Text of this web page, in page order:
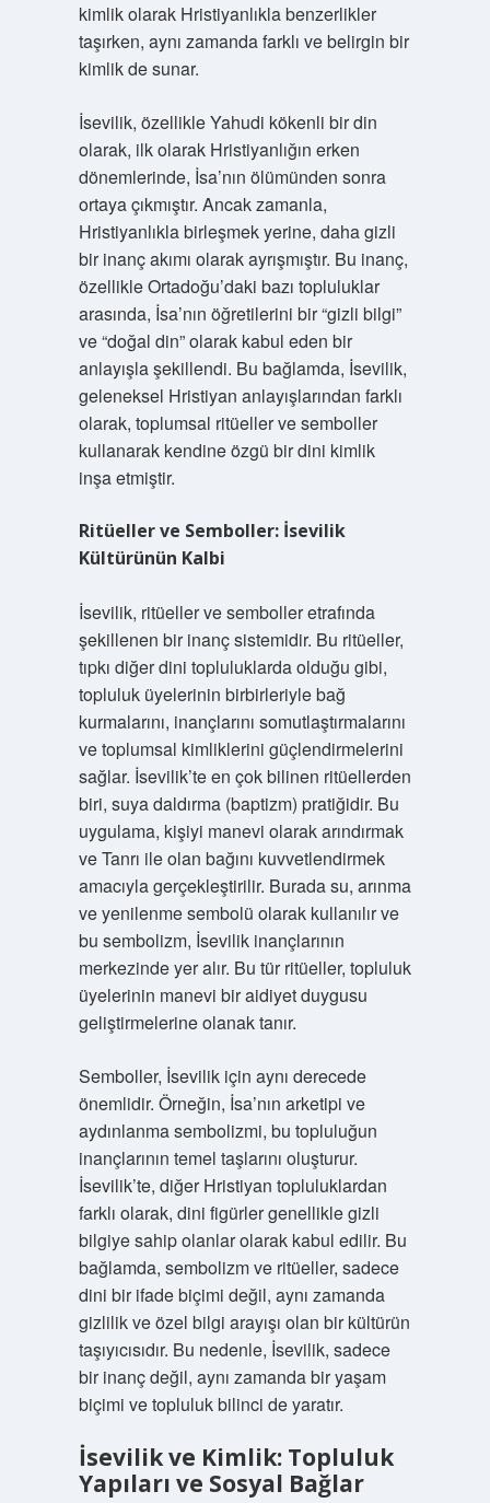
kimlik olarak Hristiyanlıkla benzerlikler
taşırken, aynı zamanda farklı ve belirgin bir
kimlik de sunar.
İsevilik, özellikle Yahudi kökenli bir din
olarak, ilk olarak Hristiyanlığın erken
dönemlerinde, İsa’nın ölümünden sonra
ortaya çıkmıştır. Ancak zamanla,
Hristiyanlıkla birleşmek yerine, daha gizli
bir inanç akımı olarak ayrışmıştır. Bu inanç,
özellikle Ortadoğu’daki bazı topluluklar
arasında, İsa’nın öğretilerini bir “gizli bilgi”
ve “doğal din” olarak kabul eden bir
anlayışla şekillendi. Bu bağlamda, İsevilik,
geleneksel Hristiyan anlayışlarından farklı
olarak, toplumsal ritüeller ve semboller
kullanarak kendine özgü bir dini kimlik
inşa etmiştir.
Ritüeller ve Semboller: İsevilik
Kültürünün Kalbi
İsevilik, ritüeller ve semboller etrafında
şekillenen bir inanç sistemidir. Bu ritüeller,
tıpkı diğer dini topluluklarda olduğu gibi,
topluluk üyelerinin birbirleriyle bağ
kurmalarını, inançlarını somutlaştırmalarını
ve toplumsal kimliklerini güçlendirmelerini
sağlar. İsevilik’te en çok bilinen ritüellerden
biri, suya daldırma (baptizm) pratiğidir. Bu
uygulama, kişiyi manevi olarak arındırmak
ve Tanrı ile olan bağını kuvvetlendirmek
amacıyla gerçekleştirilir. Burada su, arınma
ve yenilenme sembolü olarak kullanılır ve
bu sembolizm, İsevilik inançlarının
merkezinde yer alır. Bu tür ritüeller, topluluk
üyelerinin manevi bir aidiyet duygusu
geliştirmelerine olanak tanır.
Semboller, İsevilik için aynı derecede
önemlidir. Örneğin, İsa’nın arketipi ve
aydınlanma sembolizmi, bu topluluğun
inançlarının temel taşlarını oluşturur.
İsevilik’te, diğer Hristiyan topluluklardan
farklı olarak, dini figürler genellikle gizli
bilgiye sahip olanlar olarak kabul edilir. Bu
bağlamda, sembolizm ve ritüeller, sadece
dini bir ifade biçimi değil, aynı zamanda
gizlilik ve özel bilgi arayışı olan bir kültürün
taşıyıcısıdır. Bu nedenle, İsevilik, sadece
bir inanç değil, aynı zamanda bir yaşam
biçimi ve topluluk bilinci de yaratır.
İsevilik ve Kimlik: Topluluk
Yapıları ve Sosyal Bağlar